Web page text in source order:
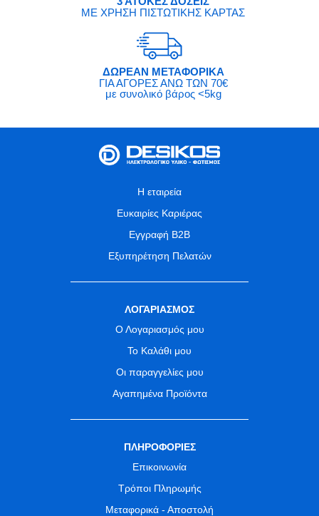
ΜΕ ΧΡΗΣΗ ΠΙΣΤΩΤΙΚΗΣ ΚΑΡΤΑΣ
ΔΩΡΕΑΝ ΜΕΤΑΦΟΡΙΚΑ
ΓΙΑ ΑΓΟΡΕΣ ΑΝΩ ΤΩΝ 70€
με συνολικό βάρος <5kg
Η εταιρεία
Ευκαιρίες Καριέρας
Εγγραφή B2B
Εξυπηρέτηση Πελατών
ΛΟΓΑΡΙΑΣΜΟΣ
Ο Λογαριασμός μου
Το Καλάθι μου
Οι παραγγελίες μου
Αγαπημένα Προϊόντα
ΠΛΗΡΟΦΟΡΙΕΣ
Επικοινωνία
Τρόποι Πληρωμής
Μεταφορικά - Αποστολή